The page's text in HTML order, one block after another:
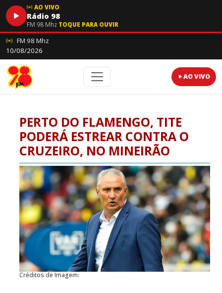
AO VIVO
Rádio 98
FM 98 Mhz TOQUE PARA OUVIR
FM 98 Mhz
10/08/2026
AO VIVO
PERTO DO FLAMENGO, TITE
PODERÁ ESTREAR CONTRA O
CRUZEIRO, NO MINEIRÃO
Créditos de Imagem: